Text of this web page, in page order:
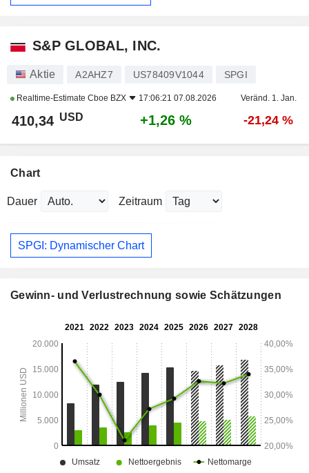
S&P GLOBAL, INC.
Aktie A2AHZ7 US78409V1044 SPGI
Realtime-Estimate Cboe BZX 17:06:21 07.08.2026 Veränd. 1. Jan.
410,34 USD +1,26 % -21,24 %
Chart
Dauer Zeitraum
SPGI: Dynamischer Chart
Gewinn- und Verlustrechnung sowie Schätzungen